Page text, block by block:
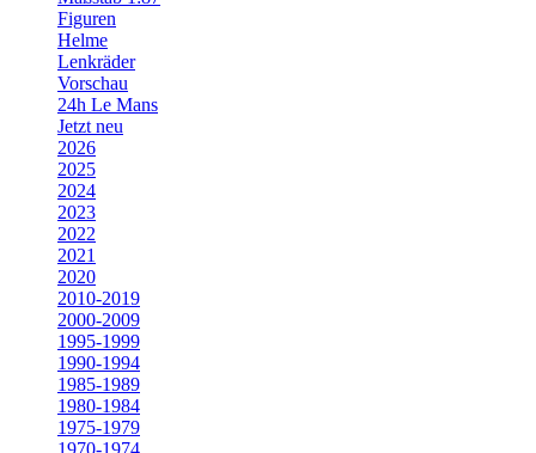
Figuren
Helme
Lenkräder
Vorschau
24h Le Mans
Jetzt neu
2026
2025
2024
2023
2022
2021
2020
2010-2019
2000-2009
1995-1999
1990-1994
1985-1989
1980-1984
1975-1979
1970-1974